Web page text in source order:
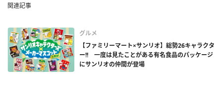
関連記事
グルメ
【ファミリーマート×サンリオ】総勢26キャラクタ
ー!! 一度は見たことがある有名食品のパッケージ
にサンリオの仲間が登場